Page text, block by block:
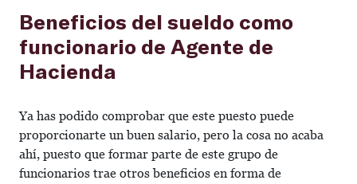
Beneficios del sueldo como
funcionario de Agente de
Hacienda
Ya has podido comprobar que este puesto puede
proporcionarte un buen salario, pero la cosa no acaba
ahí, puesto que formar parte de este grupo de
funcionarios trae otros beneficios en forma de